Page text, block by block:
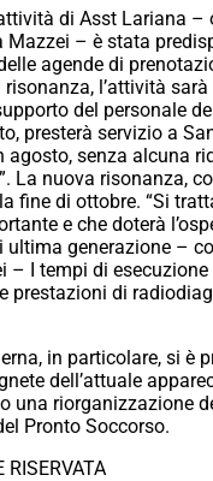
di Asst Lariana
Mazzei – è stata
agende di
l’attività sarà
del personale
presterà servizio a
agosto, senza alcuna
La nuova risonanza,
fine di ottobre. “Si
e che doterà
ultima generazione –
– I tempi di
prestazioni di
in particolare, si è
dell’attuale
una riorganizzazione
Pronto Soccorso.